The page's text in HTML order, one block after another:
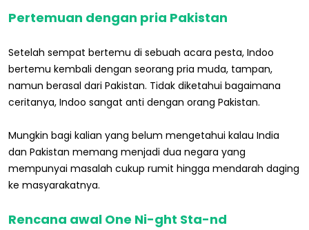
Pertemuan dengan pria Pakistan
Setelah sempat bertemu di sebuah acara pesta, Indoo
bertemu kembali dengan seorang pria muda, tampan,
namun berasal dari Pakistan. Tidak diketahui bagaimana
ceritanya, Indoo sangat anti dengan orang Pakistan.
Mungkin bagi kalian yang belum mengetahui kalau India
dan Pakistan memang menjadi dua negara yang
mempunyai masalah cukup rumit hingga mendarah daging
ke masyarakatnya.
Rencana awal One Ni-ght Sta-nd